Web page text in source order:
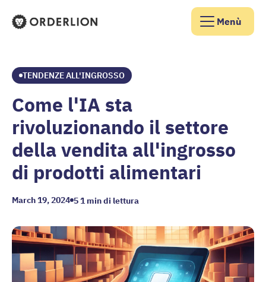
Menù
TENDENZE ALL'INGROSSO
Come l'IA sta
rivoluzionando il settore
della vendita all'ingrosso
di prodotti alimentari
March 19, 2024 51 min di lettura